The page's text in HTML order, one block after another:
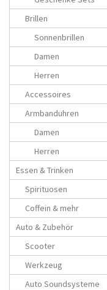
Brillen
Sonnenbrillen
Damen
Herren
Accessoires
Armbanduhren
Damen
Herren
Essen & Trinken
Spirituosen
Coffein & mehr
Auto & Zubehör
Scooter
Werkzeug
Auto Soundsysteme